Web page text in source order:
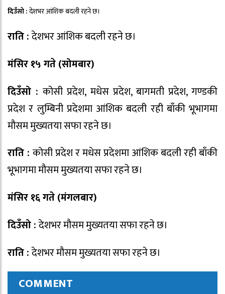
दिउँसो :देशभर आंशिक बदली रहने छ।
राति :देशभर आंशिक बदली रहने छ।
मंसिर १५ गते (सोमबार)
दिउँसो :कोसी प्रदेश, मधेस प्रदेश, बागमती प्रदेश, गण्डकी
प्रदेश र लुम्बिनी प्रदेशमा आंशिक बदली रही बाँकी भूभागमा
मौसम मुख्यतया सफा रहने छ।
राति : कोसी प्रदेश र मधेस प्रदेशमा आंशिक बदली रही बाँकी
भूभागमा मौसम मुख्यतया सफा रहने छ।
मंसिर १६ गते (मंगलबार)
दिउँसो :देशभर मौसम मुख्यतया सफा रहने छ।
राति :देशभर मौसम मुख्यतया सफा रहने छ।
COMMENT